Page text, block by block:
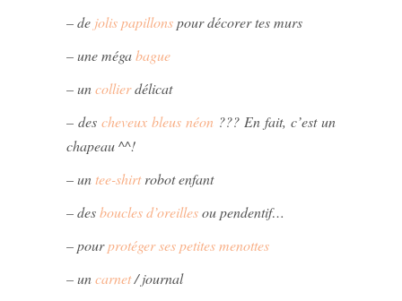
– de jolis papillonspour décorer tes murs
– une mégabague
– uncollierdélicat
– des cheveux bleus néon ??? En fait, c’est un
chapeau ^^!
– untee-shirtrobot enfant
– desboucles d’oreillesou pendentif…
– pourprotéger ses petites menottes
– uncarnet/ journal